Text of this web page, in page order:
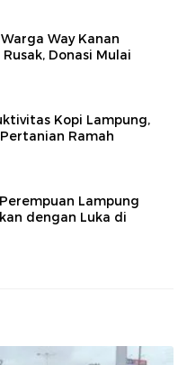
Way Kanan
Donasi Mulai
Kopi Lampung,
Ramah
Lampung
dengan Luka di